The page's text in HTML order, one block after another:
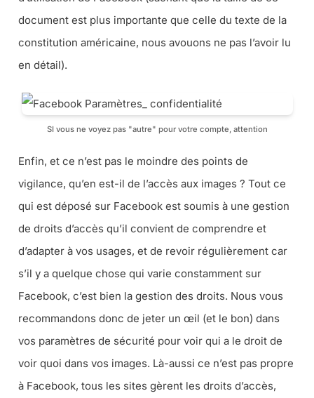
document est plus importante que celle du texte de la
constitution américaine, nous avouons ne pas l’avoir lu
en détail).
SI vous ne voyez pas "autre" pour votre compte, attention
Enfin, et ce n’est pas le moindre des points de
vigilance, qu’en est-il de l’accès aux images ? Tout ce
qui est déposé sur Facebook est soumis à une gestion
de droits d’accès qu’il convient de comprendre et
d’adapter à vos usages, et de revoir régulièrement car
s’il y a quelque chose qui varie constamment sur
Facebook, c’est bien la gestion des droits. Nous vous
recommandons donc de jeter un œil (et le bon) dans
vos paramètres de sécurité pour voir qui a le droit de
voir quoi dans vos images. Là-aussi ce n’est pas propre
à Facebook, tous les sites gèrent les droits d’accès,